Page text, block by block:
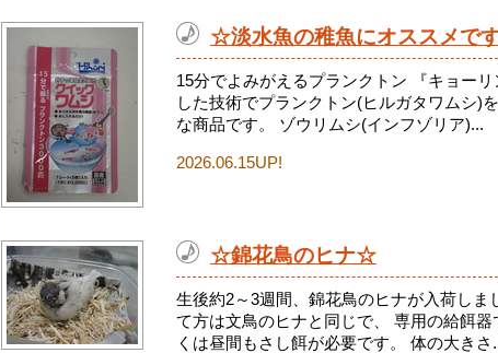
☆淡水魚の稚魚にオススメで
15分でよみがえるプランクトン 『キョー
した技術でプランクトン(ヒルガタワムシ)
な商品です。 ゾウリムシ(インフゾリア)...
2026.06.15UP!
☆錦花鳥のヒナ☆
生後約2～3週間、錦花鳥のヒナが入荷し
て方は文鳥のヒナと同じで、 専用の給餌
くは昼間もさし餌が必要です。 体の大きさ